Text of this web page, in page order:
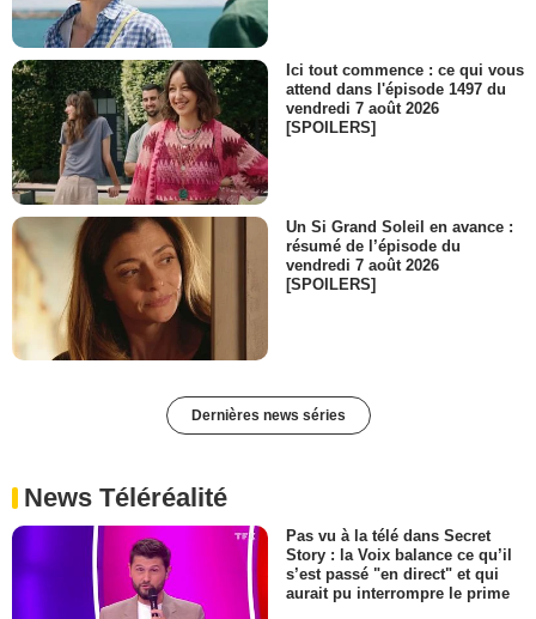
Ici tout commence : ce qui vous
attend dans l'épisode 1497 du
vendredi 7 août 2026
[SPOILERS]
Un Si Grand Soleil en avance :
résumé de l’épisode du
vendredi 7 août 2026
[SPOILERS]
Dernières news séries
News Téléréalité
Pas vu à la télé dans Secret
Story : la Voix balance ce qu’il
s’est passé "en direct" et qui
aurait pu interrompre le prime